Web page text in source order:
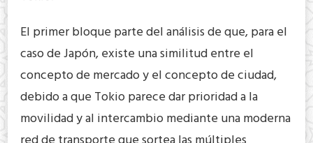
El primer bloque parte del análisis de que, para el
caso de Japón, existe una similitud entre el
concepto de mercado y el concepto de ciudad,
debido a que Tokio parece dar prioridad a la
movilidad y al intercambio mediante una moderna